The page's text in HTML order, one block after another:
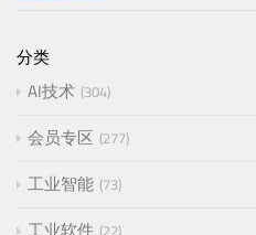
分类
AI技术 304
会员专区 277
工业智能 73
工业软件 22